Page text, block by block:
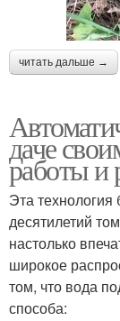
читать дальше →
даче
работы и
Эта
десятилетий
настолько
широкое
том, что вода
способа: